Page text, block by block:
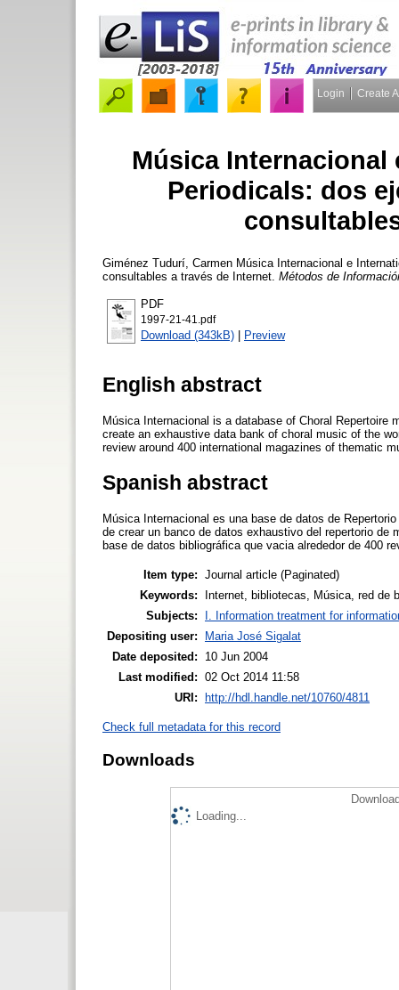
Login Create
Música
Periodicals: dos
Giménez Tudurí, Carmen Música Internacional e
consultables a través de Internet. Métodos de
PDF
1997-21-41.pdf
Download (343kB) | Preview
English abstract
Música Internacional is a database of Choral
create an exhaustive data bank of choral music of the
review around 400 international magazines of thematic
Spanish abstract
Música Internacional es una base de datos de
de crear un banco de datos exhaustivo del repertorio
base de datos bibliográfica que vacia alrededor de 400
Item type: Journal article (Paginated)
Keywords:
Internet, bibliotecas, Música, red de
Subjects:
I. Information treatment for
Depositing user:
Maria José Sigalat
Date deposited:
10 Jun 2004
Last modified: 02 Oct 2014 11:58
URI:
http://hdl.handle.net/10760/4811
Check full metadata for this record
Downloads
Loading...